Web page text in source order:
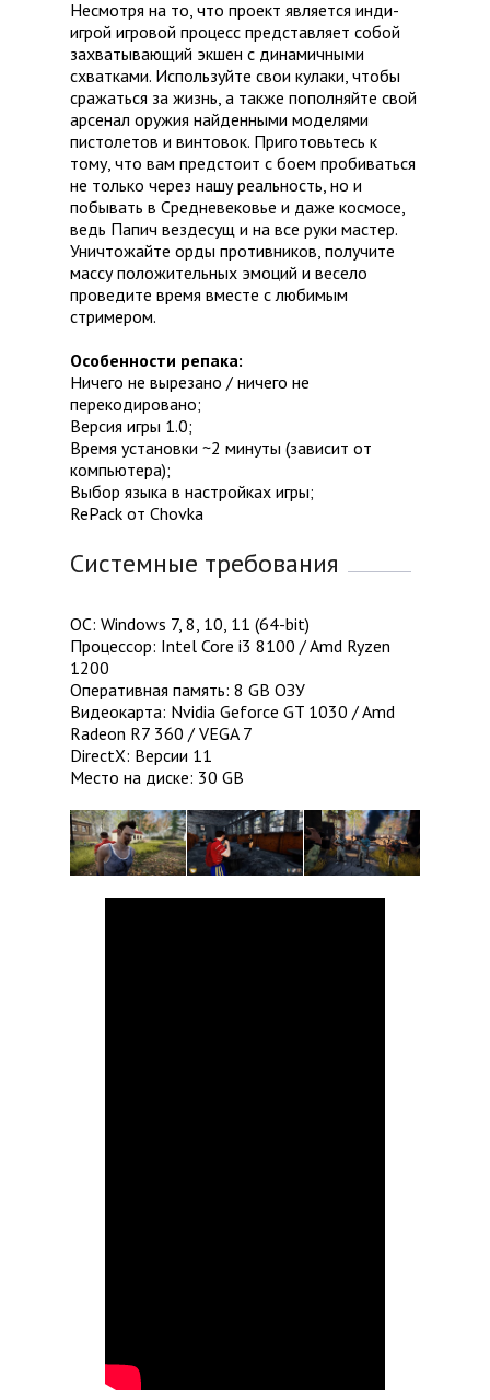
Несмотря на то, что проект является инди-
игрой игровой процесс представляет собой
захватывающий экшен с динамичными
схватками. Используйте свои кулаки, чтобы
сражаться за жизнь, а также пополняйте свой
арсенал оружия найденными моделями
пистолетов и винтовок. Приготовьтесь к
тому, что вам предстоит с боем пробиваться
не только через нашу реальность, но и
побывать в Средневековье и даже космосе,
ведь Папич вездесущ и на все руки мастер.
Уничтожайте орды противников, получите
массу положительных эмоций и весело
проведите время вместе с любимым
стримером.
Особенности репака:
Ничего не вырезано / ничего не
перекодировано;
Версия игры 1.0;
Время установки ~2 минуты (зависит от
компьютера);
Выбор языка в настройках игры;
RePack от Chovka
Системные требования
ОС: Windows 7, 8, 10, 11 (64-bit)
Процессор: Intel Core i3 8100 / Amd Ryzen
1200
Оперативная память: 8 GB ОЗУ
Видеокарта: Nvidia Geforce GT 1030 / Amd
Radeon R7 360 / VEGA 7
DirectX: Версии 11
Место на диске: 30 GB